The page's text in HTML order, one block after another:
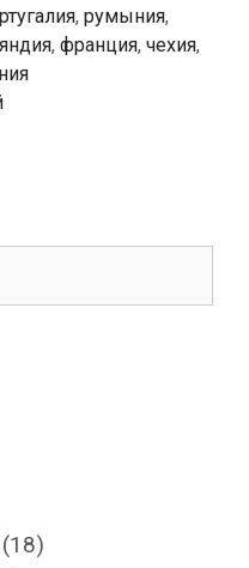
, румыния,
, франция, чехия,